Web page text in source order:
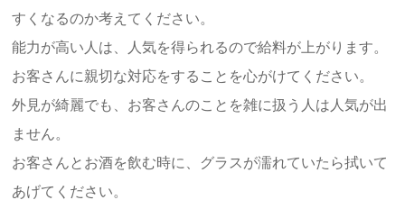
すくなるのか考えてください。
能力が高い人は、人気を得られるので給料が上がります。
お客さんに親切な対応をすることを心がけてください。
外見が綺麗でも、お客さんのことを雑に扱う人は人気が出
ません。
お客さんとお酒を飲む時に、グラスが濡れていたら拭いて
あげてください。